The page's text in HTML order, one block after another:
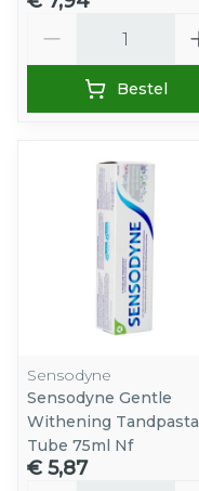
Bestel
Sensodyne
Sensodyne Gentle
Withening Tandpasta
Tube 75ml Nf
€ 5,87